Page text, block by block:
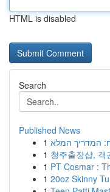
HTML is disabled
Search
Published News
1 המדריך המלא
1 청주출장샵, 객
1 PT Cosmar :
1 20oz Skinny